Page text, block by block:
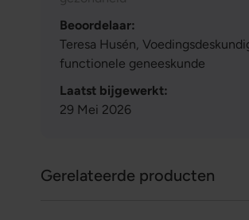
Beoordelaar:
Teresa Husén,
functionele geneeskunde
Laatst bijgewerkt:
29 Mei 2026
Gerelateerde producten